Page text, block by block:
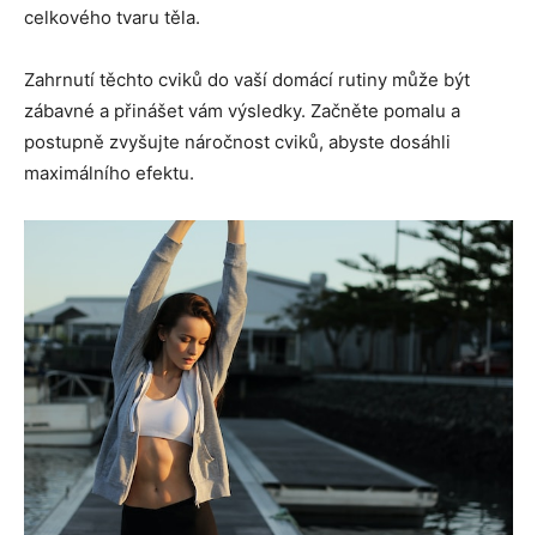
celkového tvaru těla.
Zahrnutí těchto cviků do vaší domácí rutiny může být
zábavné a přinášet vám výsledky. Začněte pomalu a
postupně zvyšujte náročnost cviků, abyste dosáhli
maximálního efektu.